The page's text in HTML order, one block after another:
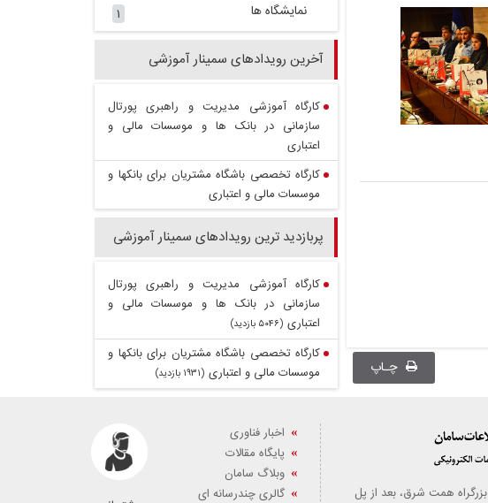
چـاپ
نمایشگاه ها
۱
آخرین رویدادهای سمینار آموزشی
کارگاه آموزشی مدیریت و راهبری پورتال
سازمانی در بانک ها و موسسات مالی و
اعتباری
کارگاه تخصصی باشگاه مشتریان برای بانکها و
موسسات مالی و اعتباری
پربازدید ترین رویدادهای سمینار آموزشی
کارگاه آموزشی مدیریت و راهبری پورتال
سازمانی در بانک ها و موسسات مالی و
اعتباری (۵۰۴۶ بازدید)
کارگاه تخصصی باشگاه مشتریان برای بانکها و
موسسات مالی و اعتباری (۱۹۳۱ بازدید)
همت شرق، بعد از پل
اخبار فناوری
پایگاه مقالات
وبلاگ سامان
گالری چندرسانه ای